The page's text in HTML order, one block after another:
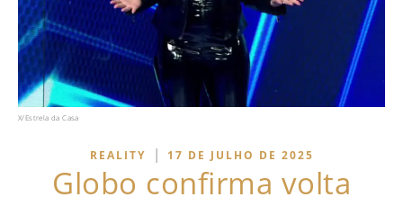
X/Estrela da Casa
REALITY | 17 DE JULHO DE 2025
Globo confirma volta